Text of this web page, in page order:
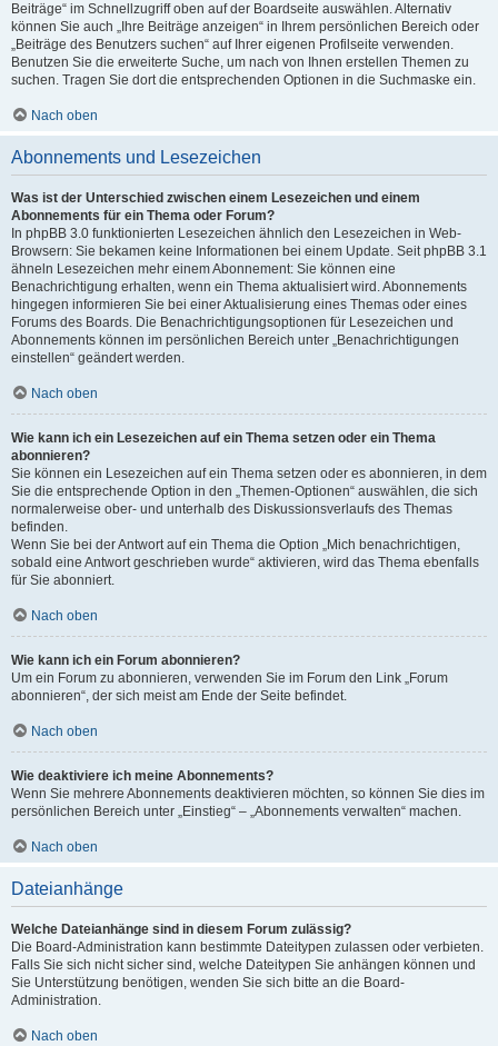
Beiträge“ im Schnellzugriff oben auf der Boardseite auswählen. Alternativ
können Sie auch „Ihre Beiträge anzeigen“ in Ihrem persönlichen Bereich oder
„Beiträge des Benutzers suchen“ auf Ihrer eigenen Profilseite verwenden.
Benutzen Sie die erweiterte Suche, um nach von Ihnen erstellen Themen zu
suchen. Tragen Sie dort die entsprechenden Optionen in die Suchmaske ein.
Nach oben
Abonnements und Lesezeichen
Was ist der Unterschied zwischen einem Lesezeichen und einem
Abonnements für ein Thema oder Forum?
In phpBB 3.0 funktionierten Lesezeichen ähnlich den Lesezeichen in Web-
Browsern: Sie bekamen keine Informationen bei einem Update. Seit phpBB 3.1
ähneln Lesezeichen mehr einem Abonnement: Sie können eine
Benachrichtigung erhalten, wenn ein Thema aktualisiert wird. Abonnements
hingegen informieren Sie bei einer Aktualisierung eines Themas oder eines
Forums des Boards. Die Benachrichtigungsoptionen für Lesezeichen und
Abonnements können im persönlichen Bereich unter „Benachrichtigungen
einstellen“ geändert werden.
Nach oben
Wie kann ich ein Lesezeichen auf ein Thema setzen oder ein Thema
abonnieren?
Sie können ein Lesezeichen auf ein Thema setzen oder es abonnieren, in dem
Sie die entsprechende Option in den „Themen-Optionen“ auswählen, die sich
normalerweise ober- und unterhalb des Diskussionsverlaufs des Themas
befinden.
Wenn Sie bei der Antwort auf ein Thema die Option „Mich benachrichtigen,
sobald eine Antwort geschrieben wurde“ aktivieren, wird das Thema ebenfalls
für Sie abonniert.
Nach oben
Wie kann ich ein Forum abonnieren?
Um ein Forum zu abonnieren, verwenden Sie im Forum den Link „Forum
abonnieren“, der sich meist am Ende der Seite befindet.
Nach oben
Wie deaktiviere ich meine Abonnements?
Wenn Sie mehrere Abonnements deaktivieren möchten, so können Sie dies im
persönlichen Bereich unter „Einstieg“ – „Abonnements verwalten“ machen.
Nach oben
Dateianhänge
Welche Dateianhänge sind in diesem Forum zulässig?
Die Board-Administration kann bestimmte Dateitypen zulassen oder verbieten.
Falls Sie sich nicht sicher sind, welche Dateitypen Sie anhängen können und
Sie Unterstützung benötigen, wenden Sie sich bitte an die Board-
Administration.
Nach oben